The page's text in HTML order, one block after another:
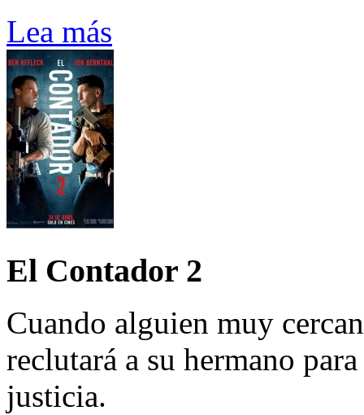
Lea más
El Contador 2
Cuando alguien muy
reclutará a su hermano
justicia.